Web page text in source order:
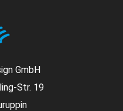
GmbH
Str. 19